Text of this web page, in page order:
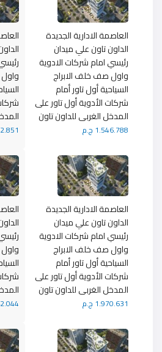
العاصمة الادارية الجديدة
الداون تاون علي ميدان
رئيسي امام شركات الادوية
واول صف خلف الابراج
السياحية أول تاور أمام
شركات الأدوية أول تاور على
المدخل الغربى للداون تاون
1.546.788 ج.م
العاصمة الادارية الجديدة
الداون تاون علي ميدان
رئيسي امام شركات الادوية
واول صف خلف الابراج
السياحية أول تاور أمام
شركات الأدوية أول تاور على
المدخل الغربى للداون تاون
1.970.631 ج.م